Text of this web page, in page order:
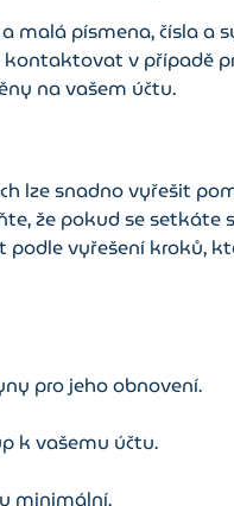
malá písmena, čísla a
v případě
na vašem účtu.
lze snadno vyřešit
že pokud se
vyřešení kroků,
pro jeho obnovení.
k vašemu účtu.
minimální.